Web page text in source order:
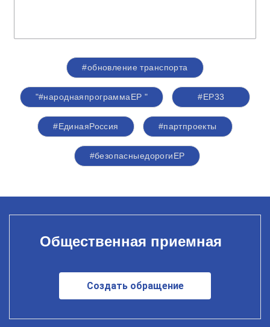
#обновление транспорта
"#народнаяпрограммаЕР " #ЕР33
#‎ЕдинаяРоссия #партпроекты
#безопасныедорогиЕР
Общественная приемная
Создать обращение